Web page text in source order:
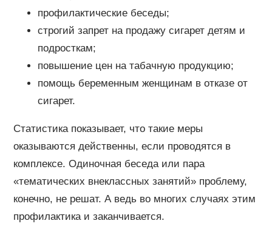
профилактические беседы;
строгий запрет на продажу сигарет детям и
подросткам;
повышение цен на табачную продукцию;
помощь беременным женщинам в отказе от
сигарет.
Статистика показывает, что такие меры
оказываются действенны, если проводятся в
комплексе. Одиночная беседа или пара
«тематических внеклассных занятий» проблему,
конечно, не решат. А ведь во многих случаях этим
профилактика и заканчивается.